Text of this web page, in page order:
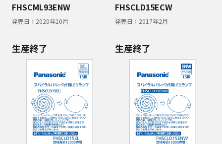
FHSCML93ENW
発売日： 2020年10月
FHSCLD15ECW
発売日： 2017年2月
生産終了 生産終了